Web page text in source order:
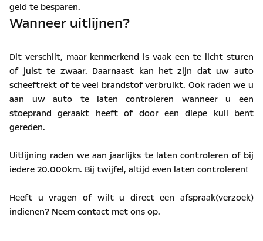
geld te besparen.
Wanneer uitlijnen?
Dit verschilt, maar kenmerkend is vaak een te licht sturen
of juist te zwaar. Daarnaast kan het zijn dat uw auto
scheeftrekt of te veel brandstof verbruikt. Ook raden we u
aan uw auto te laten controleren wanneer u een
stoeprand geraakt heeft of door een diepe kuil bent
gereden.
Uitlijning raden we aan jaarlijks te laten controleren of bij
iedere 20.000km. Bij twijfel, altijd even laten controleren!
Heeft u vragen of wilt u direct een afspraak(verzoek)
indienen? Neem contact met ons op.